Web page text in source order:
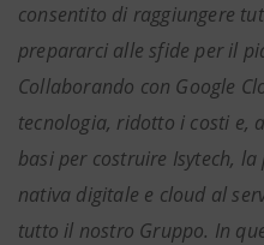
consentito di raggiungere
prepararci alle sfide per il
Collaborando con Google
tecnologia, ridotto i costi e,
basi per costruire Isytech,
nativa digitale e cloud al
tutto il nostro Gruppo. In